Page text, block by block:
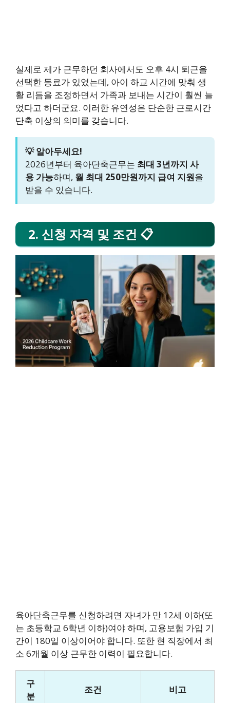
실제로 제가 근무하던 회사에서도 오후 4시 퇴근을
선택한 동료가 있었는데, 아이 하교 시간에 맞춰 생
활 리듬을 조정하면서 가족과 보내는 시간이 훨씬 늘
었다고 하더군요. 이러한 유연성은 단순한 근로시간
단축 이상의 의미를 갖습니다.
💡 알아두세요!
2026년부터 육아단축근무는 최대 3년까지 사
용 가능하며, 월 최대 250만원까지 급여 지원을
받을 수 있습니다.
2. 신청 자격 및 조건 📋
육아단축근무를 신청하려면 자녀가 만 12세 이하(또
는 초등학교 6학년 이하)여야 하며, 고용보험 가입 기
간이 180일 이상이어야 합니다. 또한 현 직장에서 최
소 6개월 이상 근무한 이력이 필요합니다.
구
분
조건 비고